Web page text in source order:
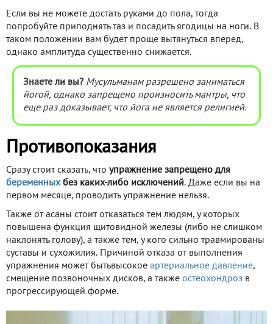
Если вы не можете достать руками до пола, тогда
попробуйте приподнять таз и посадить ягодицы на ноги. В
таком положении вам будет проще вытянуться вперед,
однако амплитуда существенно снижается.
Знаете ли вы? Мусульманам разрешено заниматься
йогой, однако запрещено произносить мантры, что
еще раз доказывает, что йога не является религией.
Противопоказания
Сразу стоит сказать, что упражнение запрещено для
беременныхбез каких-либо исключений. Даже если вы на
первом месяце, проводить упражнение нельзя.
Также от асаны стоит отказаться тем людям, у которых
повышена функция щитовидной железы (либо не слишком
наклонять голову), а также тем, у кого сильно травмированы
суставы и сухожилия. Причиной отказа от выполнения
упражнения может бытьвысокое артериальное давление,
смещение позвоночных дисков, а также остеохондроз в
прогрессирующей форме.